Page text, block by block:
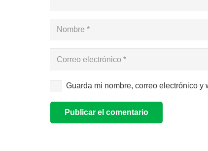
Guarda mi nombre, correo electrónico
Publicar el comentario